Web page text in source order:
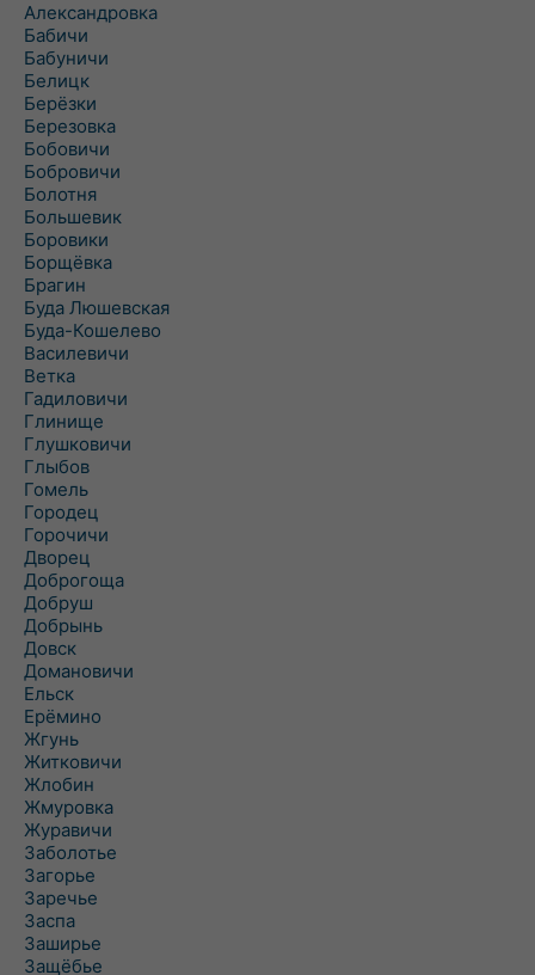
Александровка
Бабичи
Бабуничи
Белицк
Берёзки
Березовка
Бобовичи
Бобровичи
Болотня
Большевик
Боровики
Борщёвка
Брагин
Буда Люшевская
Буда-Кошелево
Василевичи
Ветка
Гадиловичи
Глинище
Глушковичи
Глыбов
Гомель
Городец
Горочичи
Дворец
Доброгоща
Добруш
Добрынь
Довск
Домановичи
Ельск
Ерёмино
Жгунь
Житковичи
Жлобин
Жмуровка
Журавичи
Заболотье
Загорье
Заречье
Заспа
Заширье
Защёбье